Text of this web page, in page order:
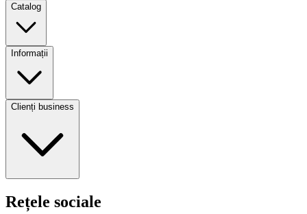
Catalog
Informații
Clienți business
Rețele sociale